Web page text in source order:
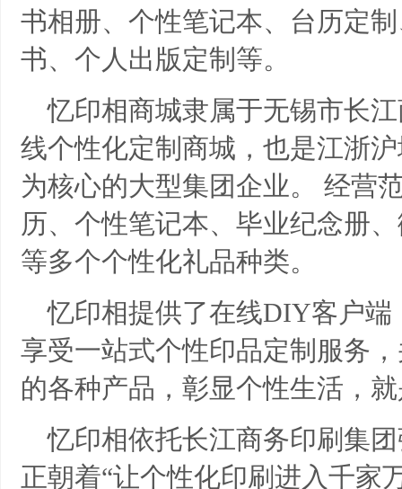
书相册、个性笔记本、台历定
书、个人出版定制等。
忆印相商城隶属于无锡市长
线个性化定制商城，也是江浙
为核心的大型集团企业。 经营
历、个性笔记本、毕业纪念册
等多个个性化礼品种类。
忆印相提供了在线DIY客户
享受一站式个性印品定制服务
的各种产品，彰显个性生活，
忆印相依托长江商务印刷集
正朝着“让个性化印刷进入千家